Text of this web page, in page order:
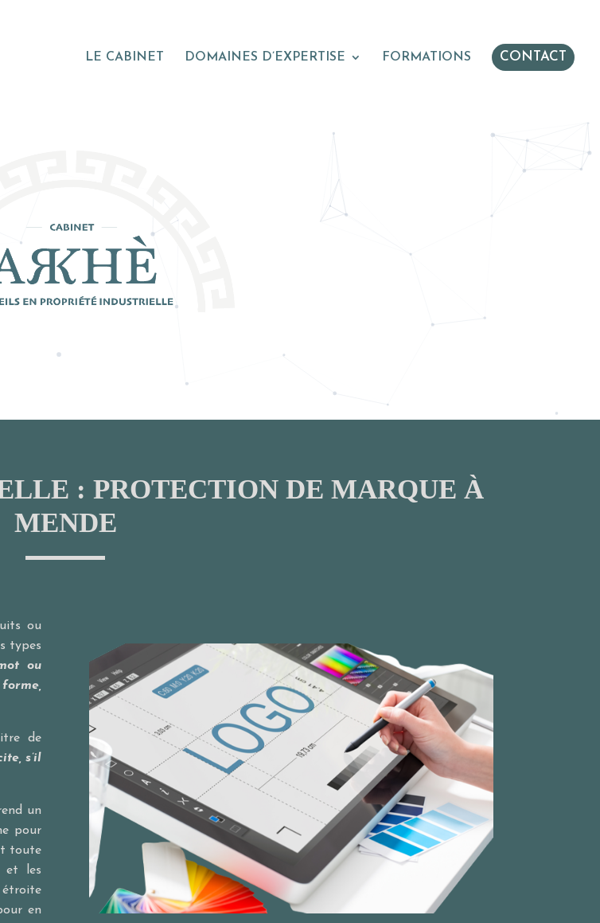
LE CABINET DOMAINES D’EXPERTISE FORMATIONS CONTACT
: PROTECTION DE MARQUE À
MENDE
ou
types
ou
de
s’il
un
pour
toute
et les
en